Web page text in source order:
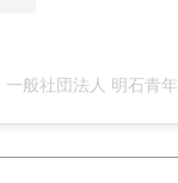
一般社団法人 明石青